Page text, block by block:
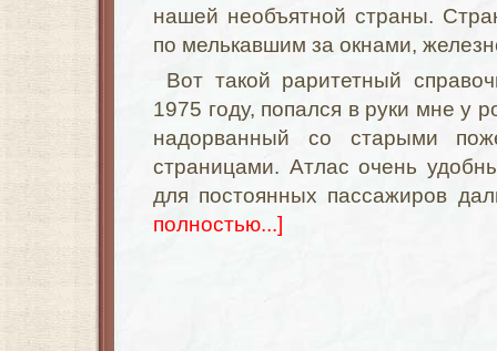
нашей необъятной страны.
по мелькавшим за окнами,
Вот такой раритетный
1975 году, попался в руки мне у
надорванный со старыми
страницами. Атлас очень
для постоянных пассажиров
полностью...]